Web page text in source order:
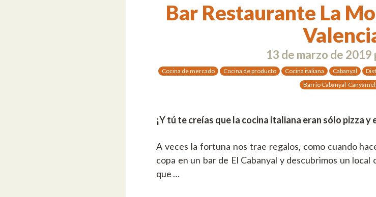
Bar Restaurante La
13 de marzo de 2019
Cocina de mercado Cocina de producto Cocina italiana Cabanyal
Barrio Cabanyal-
¡Y tú te creías que la cocina italiana eran sólo pizza y
A veces la fortuna nos trae regalos, como cuando
copa en un bar de El Cabanyal y descubrimos un
que …